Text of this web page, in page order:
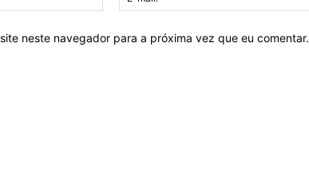
neste navegador para a próxima vez que eu comentar.